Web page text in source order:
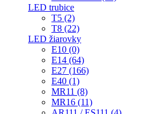
LED trubice
T5 (2)
T8 (22)
LED žiarovky
E10 (0)
E14 (64)
E27 (166)
E40 (1)
MR11 (8)
MR16 (11)